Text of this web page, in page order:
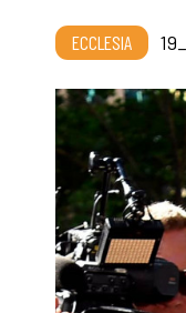
ECCLESIA